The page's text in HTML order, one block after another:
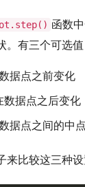
函数
。有三个可选值
据点之前变化
数据点之后变化
据点之间的中
来比较这三种设